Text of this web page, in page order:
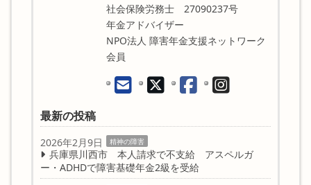
社会保険労務士 27090237号
年金アドバイザー
NPO法人 障害年金支援ネットワーク
会員
最新の投稿
2026年2月9日 精神の障害
兵庫県川西市 本人請求で不支給 アスペルガ
ー・ADHDで障害基礎年金2級を受給